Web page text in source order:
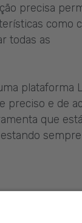
precisa
como
todas as
plataforma
preciso e de
que